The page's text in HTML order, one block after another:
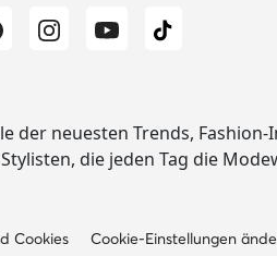
der neuesten Trends,
die jeden Tag die
Cookies Cookie-Einstellungen